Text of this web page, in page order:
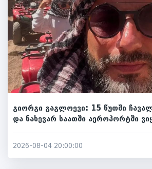
გიორგი გაგლოევი: 15 წუთში
და ნახევარ საათში აეროპორტში
2026-08-04 20:00:00